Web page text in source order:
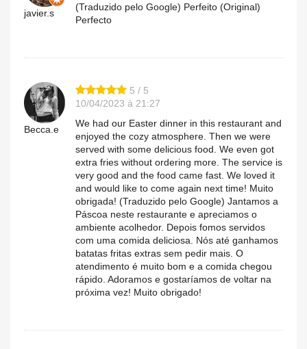
javier.s
(Traduzido pelo Google) Perfeito (Original)
Perfecto
Becca.e
5 / 5
10/04/2023 à 21:27
We had our Easter dinner in this restaurant and
enjoyed the cozy atmosphere. Then we were
served with some delicious food. We even got
extra fries without ordering more. The service is
very good and the food came fast. We loved it
and would like to come again next time! Muito
obrigada! (Traduzido pelo Google) Jantamos a
Páscoa neste restaurante e apreciamos o
ambiente acolhedor. Depois fomos servidos
com uma comida deliciosa. Nós até ganhamos
batatas fritas extras sem pedir mais. O
atendimento é muito bom e a comida chegou
rápido. Adoramos e gostaríamos de voltar na
próxima vez! Muito obrigado!